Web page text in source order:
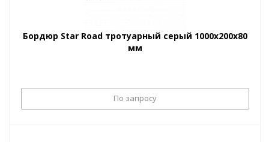
Бордюр Star Road тротуарный cерый 1000х200х80
мм
По запросу